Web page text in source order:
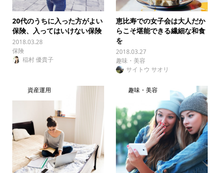
20代のうちに入った方がよい
保険、入ってはいけない保険
2018.03.28
保険
稲村 優貴子
恵比寿での女子会は大人だか
らこそ堪能できる繊細な和食
を
2018.03.27
趣味・美容
サイトウ サオリ
資産運用 趣味・美容